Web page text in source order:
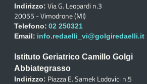
Indirizzo: Via G. Leopardi n.3
20055 - Vimodrone (MI)
Telefono: 02 250321
Email: info.redaelli_vi@golgiredaelli.it
Istituto Geriatrico Camillo Golgi
Abbiategrasso
Indirizzo: Piazza E. Samek Lodovici n.5